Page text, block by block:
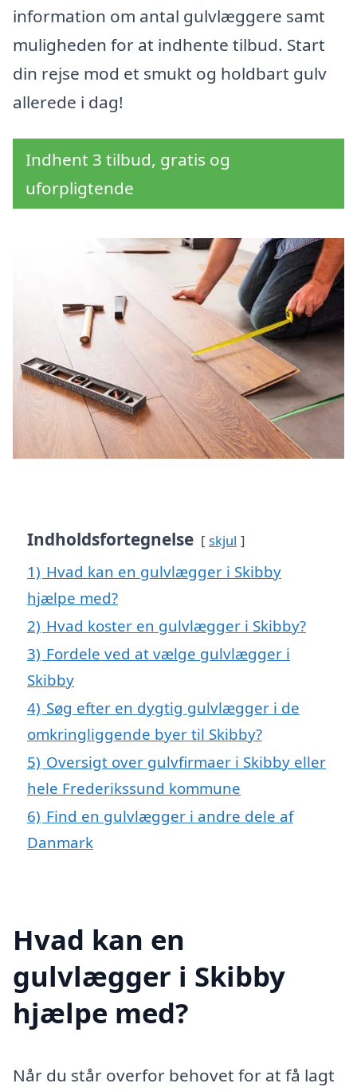
information om antal gulvlæggere samt
muligheden for at indhente tilbud. Start
din rejse mod et smukt og holdbart gulv
allerede i dag!
Indhent 3 tilbud, gratis og
uforpligtende
Indholdsfortegnelse skjul
1) Hvad kan en gulvlægger i Skibby
hjælpe med?
2) Hvad koster en gulvlægger i Skibby?
3) Fordele ved at vælge gulvlægger i
Skibby
4) Søg efter en dygtig gulvlægger i de
omkringliggende byer til Skibby?
5) Oversigt over gulvfirmaer i Skibby eller
hele Frederikssund kommune
6) Find en gulvlægger i andre dele af
Danmark
Hvad kan en
gulvlægger i Skibby
hjælpe med?
Når du står overfor behovet for at få lagt